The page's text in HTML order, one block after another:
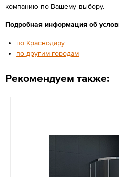
компанию по Вашему выбору.
Подробная информация об
по Краснодару
по другим городам
Рекомендуем также: